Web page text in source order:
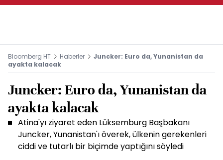
Bloomberg HT Haberler
Juncker: Euro da, Yunanistan da
ayakta kalacak
Juncker: Euro da, Yunanistan da
ayakta kalacak
Atina'yı ziyaret eden Lüksemburg Başbakanı
Juncker, Yunanistan'ı överek, ülkenin gerekenleri
ciddi ve tutarlı bir biçimde yaptığını söyledi